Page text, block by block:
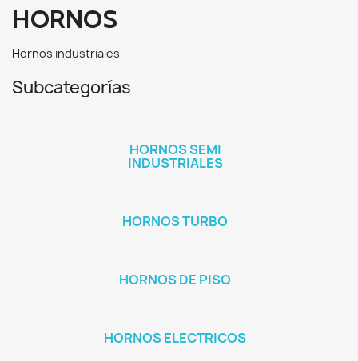
HORNOS
Hornos industriales
Subcategorías
HORNOS SEMI
INDUSTRIALES
HORNOS TURBO
HORNOS DE PISO
HORNOS ELECTRICOS